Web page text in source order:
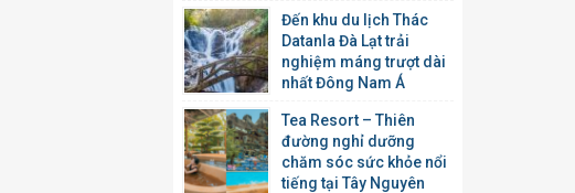
Đến khu du lịch Thác
Datanla Đà Lạt trải
nghiệm máng trượt dài
nhất Đông Nam Á
Tea Resort – Thiên
đường nghỉ dưỡng
chăm sóc sức khỏe nổi
tiếng tại Tây Nguyên